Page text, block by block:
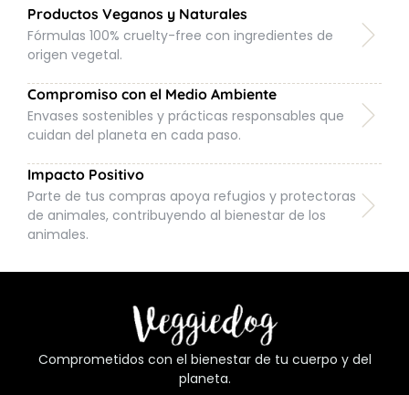
Productos Veganos y Naturales
Fórmulas 100% cruelty-free con ingredientes de
origen vegetal.
Compromiso con el Medio Ambiente
Envases sostenibles y prácticas responsables que
cuidan del planeta en cada paso.
Impacto Positivo
Parte de tus compras apoya refugios y protectoras
de animales, contribuyendo al bienestar de los
animales.
Comprometidos con el bienestar de tu cuerpo y del
planeta.